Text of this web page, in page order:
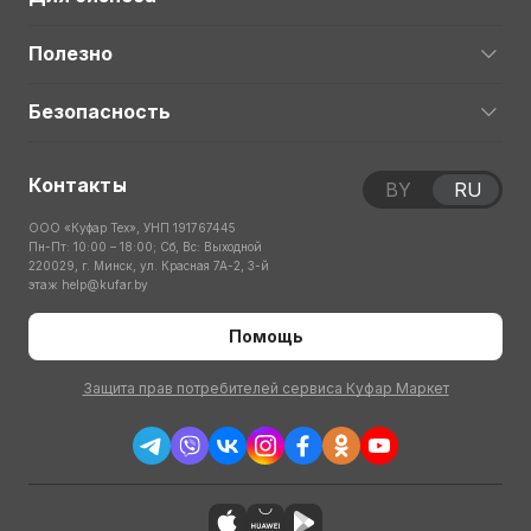
Полезно
Безопасность
Контакты
ООО «Куфар Тех», УНП 191767445
Пн-Пт: 10:00 – 18:00; Сб, Вс: Выходной
220029, г. Минск, ул. Красная 7А-2, 3-й
этаж help@kufar.by
Помощь
Защита прав потребителей сервиса Куфар Маркет
BY RU